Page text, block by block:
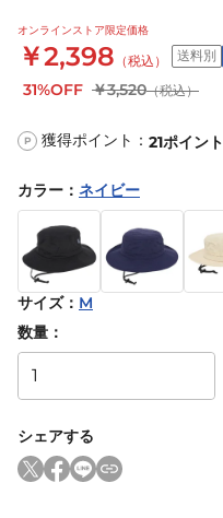
オンラインストア限定価格
￥2,398 （税込） 送料別
31%OFF ￥3,520（税込）
P 獲得ポイント： 21ポイント
カラー ： ネイビー
サイズ： M
数量：
シェアする